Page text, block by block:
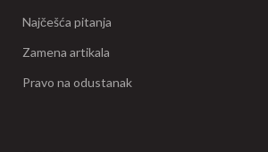
Najčešća pitanja
Zamena artikala
Pravo na odustanak